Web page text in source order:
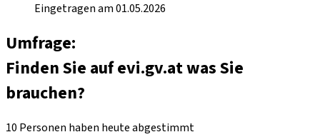
Eingetragen am 01.05.2026
Umfrage:
Finden Sie auf evi.gv.at was Sie
brauchen?
10 Personen haben heute abgestimmt